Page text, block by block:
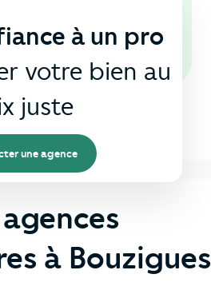
à un pro
votre bien au
juste
une agence
à Bouzigues